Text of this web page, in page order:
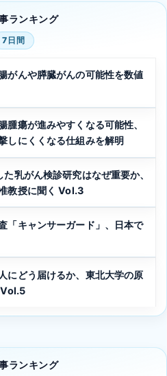
ランキング
7日間
がんや膵臓がんの可能性を数値
腫瘍が進みやすくなる可能性、
しにくくなる仕組みを解明
乳がん検診研究はなぜ重要か、
教授に聞く Vol.3
「キャンサーガード」、日本で
にどう届けるか、東北大学の原
Vol.5
ランキング